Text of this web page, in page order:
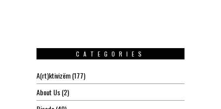
CATEGORIES
A(rt)ktivizëm(177)
About Us(2)